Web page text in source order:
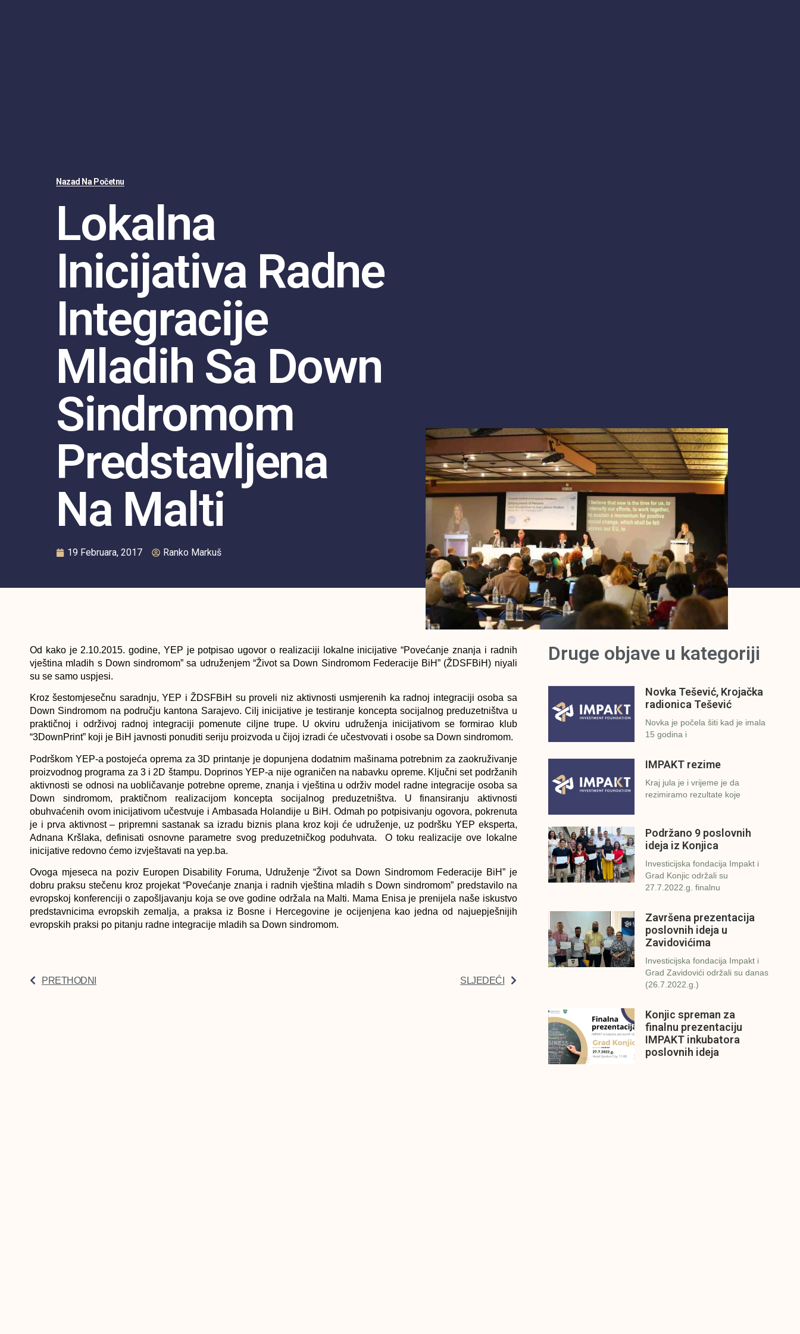
Nazad Na Početnu
Lokalna
Inicijativa Radne
Integracije
Mladih Sa Down
Sindromom
Predstavljena
Na Malti
19 Februara, 2017 Ranko Markuš
Od kako je 2.10.2015. godine, YEP je potpisao ugovor o realizaciji lokalne inicijative “Povećanje znanja i radnih
vještina mladih s Down sindromom” sa udruženjem “Život sa Down Sindromom Federacije BiH” (ŽDSFBiH) niyali
su se samo uspjesi.
Kroz šestomjesečnu saradnju, YEP i ŽDSFBiH su proveli niz aktivnosti usmjerenih ka radnoj integraciji osoba sa
Down Sindromom na području kantona Sarajevo. Cilj inicijative je testiranje koncepta socijalnog preduzetništva u
praktičnoj i održivoj radnoj integraciji pomenute ciljne trupe. U okviru udruženja inicijativom se formirao klub
“3DownPrint” koji je BiH javnosti ponuditi seriju proizvoda u čijoj izradi će učestvovati i osobe sa Down sindromom.
Podrškom YEP-a postojeća oprema za 3D printanje je dopunjena dodatnim mašinama potrebnim za zaokruživanje
proizvodnog programa za 3 i 2D štampu. Doprinos YEP-a nije ograničen na nabavku opreme. Ključni set podržanih
aktivnosti se odnosi na uobličavanje potrebne opreme, znanja i vještina u održiv model radne integracije osoba sa
Down sindromom, praktičnom realizacijom koncepta socijalnog preduzetništva. U finansiranju aktivnosti
obuhvaćenih ovom inicijativom učestvuje i Ambasada Holandije u BiH. Odmah po potpisivanju ogovora, pokrenuta
je i prva aktivnost – pripremni sastanak sa izradu biznis plana kroz koji će udruženje, uz podršku YEP eksperta,
Adnana Kršlaka, definisati osnovne parametre svog preduzetničkog poduhvata. O toku realizacije ove lokalne
inicijative redovno ćemo izvještavati na yep.ba.
Ovoga mjeseca na poziv Europen Disability Foruma, Udruženje “Život sa Down Sindromom Federacije BiH” je
dobru praksu stečenu kroz projekat “Povećanje znanja i radnih vještina mladih s Down sindromom” predstavilo na
evropskoj konferenciji o zapošljavanju koja se ove godine održala na Malti. Mama Enisa je prenijela naše iskustvo
predstavnicima evropskih zemalja, a praksa iz Bosne i Hercegovine je ocijenjena kao jedna od najuepješnijih
evropskih praksi po pitanju radne integracije mladih sa Down sindromom.
PRETHODNI SLJEDEĆI
Druge objave u kategoriji
Novka Tešević, Krojačka
radionica Tešević
Novka je počela šiti kad je imala
15 godina i
IMPAKT rezime
Kraj jula je i vrijeme je da
rezimiramo rezultate koje
Podržano 9 poslovnih
ideja iz Konjica
Investicijska fondacija Impakt i
Grad Konjic održali su
27.7.2022.g. finalnu
Završena prezentacija
poslovnih ideja u
Zavidovićima
Investicijska fondacija Impakt i
Grad Zavidovići održali su danas
(26.7.2022.g.)
Konjic spreman za
finalnu prezentaciju
IMPAKT inkubatora
poslovnih ideja